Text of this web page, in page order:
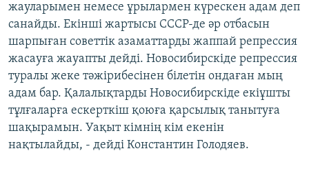
жауларымен немесе ұрылармен күрескен адам деп
санайды. Екінші жартысы СССР-де әр отбасын
шарпыған советтік азаматтарды жаппай репрессия
жасауға жауапты дейді. Новосибирскіде репрессия
туралы жеке тәжірибесінен білетін ондаған мың
адам бар. Қалалықтарды Новосибирскіде екіұшты
тұлғаларға ескерткіш қоюға қарсылық танытуға
шақырамын. Уақыт кімнің кім екенін
нақтылайды, - дейді Константин Голодяев.